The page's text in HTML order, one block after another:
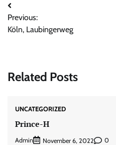
Beitrags-
Navigation
Previous:
Köln, Laubingerweg
Related Posts
UNCATEGORIZED
Prince-H
Admin November 6, 2022 0